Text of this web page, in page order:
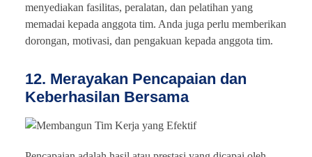
menyediakan fasilitas, peralatan, dan pelatihan yang
memadai kepada anggota tim. Anda juga perlu memberikan
dorongan, motivasi, dan pengakuan kepada anggota tim.
12. Merayakan Pencapaian dan
Keberhasilan Bersama